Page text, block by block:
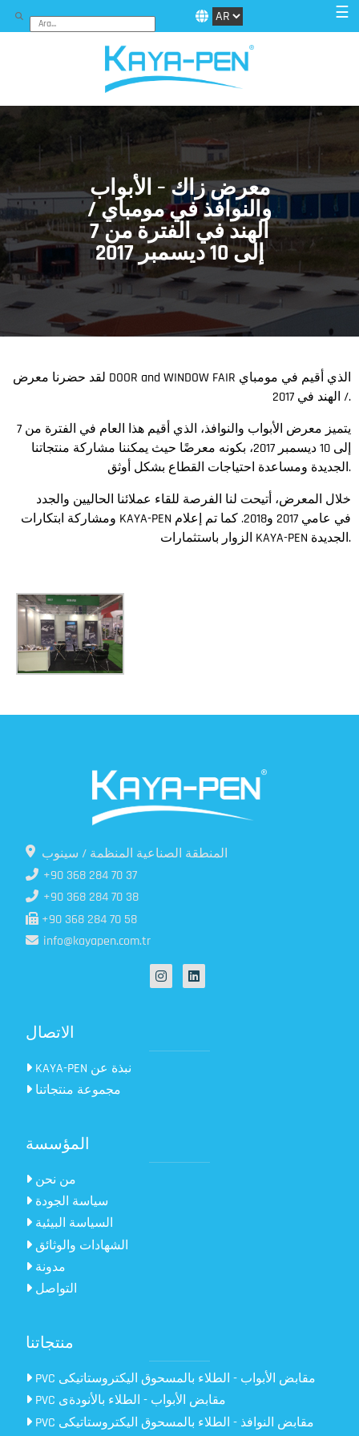
☰
معرض زاك – الأبواب
والنوافذ في مومباي /
الهند في الفترة من 7
إلى 10 ديسمبر 2017
لقد حضرنا معرض DOOR and WINDOW FAIR الذي أقيم في مومباي
/ الهند في 2017.
يتميز معرض الأبواب والنوافذ، الذي أقيم هذا العام في الفترة من 7
إلى 10 ديسمبر 2017، بكونه معرضًا حيث يمكننا مشاركة منتجاتنا
الجديدة ومساعدة احتياجات القطاع بشكل أوثق.
خلال المعرض، أتيحت لنا الفرصة للقاء عملائنا الحاليين والجدد
ومشاركة ابتكارات KAYA-PEN في عامي 2017 و2018. كما تم إعلام
الزوار باستثمارات KAYA-PEN الجديدة.
المنطقة الصناعية المنظمة / سينوب
+90 368 284 70 37
+90 368 284 70 38
+90 368 284 70 58
info@kayapen.com.tr
الاتصال
KAYA-PEN نبذة عن
مجموعة منتجاتنا
المؤسسة
من نحن
سياسة الجودة
السياسة البيئية
الشهادات والوثائق
مدونة
التواصل
منتجاتنا
PVC مقابض الأبواب - الطلاء بالمسحوق اليكتروستاتيكى
PVC مقابض الأبواب - الطلاء بالأنودةى
PVC مقابض النوافذ - الطلاء بالمسحوق اليكتروستاتيكى